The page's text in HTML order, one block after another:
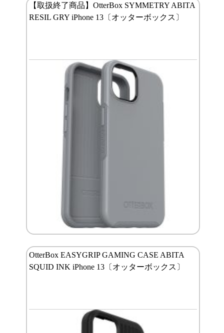
【取扱終了商品】OtterBox SYMMETRY ABITA
RESIL GRY iPhone 13〔オッターボックス〕
OtterBox EASYGRIP GAMING CASE ABITA
SQUID INK iPhone 13〔オッターボックス〕